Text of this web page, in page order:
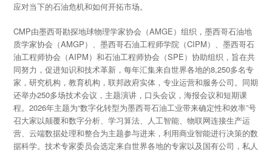
应对当下的石油危机和如何开拓市场。
CMP由墨西哥勘探地球物理学家协会（AMGE）组织，墨西哥石油地
质学家协会（AMGP）、墨西哥石油工程师学院（CIPM）、墨西哥石
油工程师协会（AIPM）和石油工程师协会（SPE）协助组织，旨在共
同努力，促进知识和技术革新，每年汇集来自世界各地的8,250多名专
家，研究机构，教育机构，联邦政府实体，专业运营和服务公司。同期
还举办250多场技术会议，主题演讲，口头会议，海报会议和短期课
程。2026年主题为“数字化转型为墨西哥石油工业带来确定性和效率”号
召大家以颠覆和数字分析、学习算法、人工智能、物联网连接生产运
营、云端数据处理和整合为主题参与进来，利用商业智能进行决策的数
据科学。技术专家委员会选定来自世界各地的专家以及国有公司，私人